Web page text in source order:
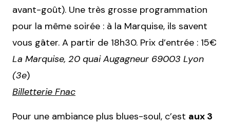
avant-goût). Une très grosse programmation
pour la même soirée : à la Marquise, ils savent
vous gâter. A partir de 18h30. Prix d’entrée : 15€
La Marquise, 20 quai Augagneur 69003 Lyon
(3e)
Billetterie Fnac
Pour une ambiance plus blues-soul, c’est aux 3